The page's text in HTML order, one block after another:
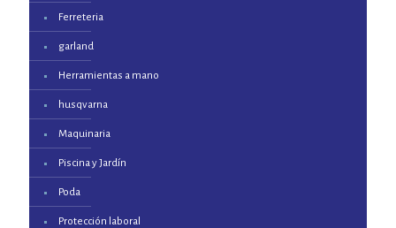
Ferreteria
garland
Herramientas a mano
husqvarna
Maquinaria
Piscina y Jardín
Poda
Protección laboral